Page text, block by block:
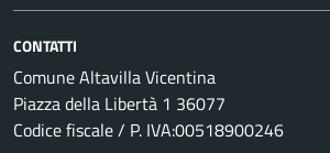
CONTATTI
Comune Altavilla Vicentina
Piazza della Libertà 1 36077
Codice fiscale / P. IVA:00518900246